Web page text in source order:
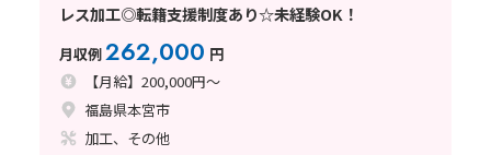
レス加工◎転籍支援制度あり☆未経験OK！
月収例262,000 円
【月給】200,000円～
福島県本宮市
加工、その他